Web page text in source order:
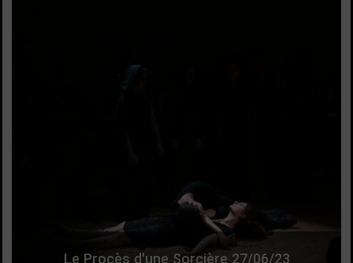
Le Procès d'une Sorcière 27/06/23